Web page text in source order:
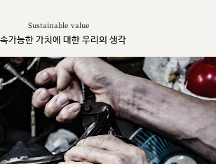
Sustainable value
가능한 가치에 대한 우리의 생각